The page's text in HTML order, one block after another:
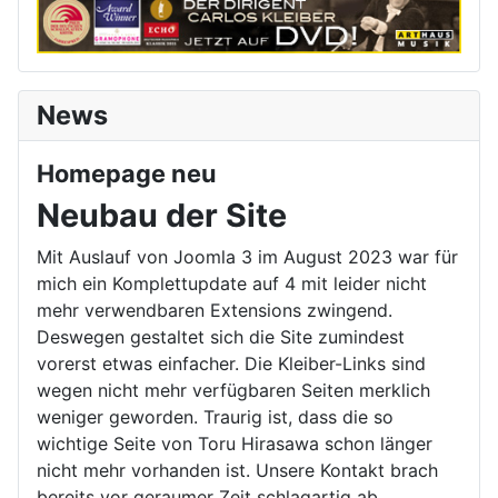
News
Homepage neu
Neubau der Site
Mit Auslauf von Joomla 3 im August 2023 war für
mich ein Komplettupdate auf 4 mit leider nicht
mehr verwendbaren Extensions zwingend.
Deswegen gestaltet sich die Site zumindest
vorerst etwas einfacher. Die Kleiber-Links sind
wegen nicht mehr verfügbaren Seiten merklich
weniger geworden. Traurig ist, dass die so
wichtige Seite von Toru Hirasawa schon länger
nicht mehr vorhanden ist. Unsere Kontakt brach